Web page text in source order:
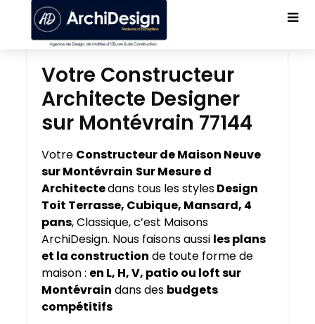
Votre Constructeur
Architecte Designer
sur Montévrain 77144
Votre Constructeur de Maison Neuve
sur Montévrain Sur Mesure d
Architectedans tous les stylesDesign
Toit Terrasse, Cubique, Mansard, 4
pans, Classique, c’est Maisons
ArchiDesign. Nous faisons aussi les plans
et la construction de toute forme de
maison : en L, H, V, patio ou loft sur
Montévrain dans des budgets
compétitifs